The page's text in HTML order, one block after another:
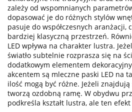
zależy od wspomnianych
dopasować je do różnych stylów
pasuje do współczesnych aranżacji,
bardziej klasyczną przestrzeń.
LED wpływa na charakter lustra.
światło subtelnie rozprasza się na
dodatkowym elementem
akcentem są mleczne paski LED na
ilość mogą być różne. Jeżeli
tworzą ozdobną ramę. W obydwu
podkreśla kształt lustra, ale ten